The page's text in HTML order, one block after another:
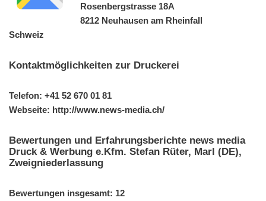
Rosenbergstrasse 18A
8212 Neuhausen am Rheinfall
Schweiz
Kontaktmöglichkeiten zur Druckerei
Telefon: +41 52 670 01 81
Webseite: http://www.news-media.ch/
Bewertungen und Erfahrungsberichte news media
Druck & Werbung e.Kfm. Stefan Rüter, Marl (DE),
Zweigniederlassung
Bewertungen insgesamt: 12